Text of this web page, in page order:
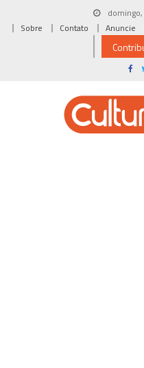
Sobre
Contato Anuncie